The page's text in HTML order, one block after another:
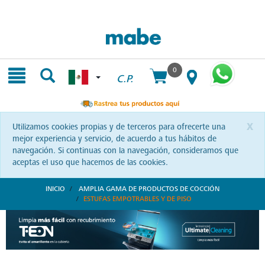
C.P.
0
x
Utilizamos cookies propias y de terceros para ofrecerte una
mejor experiencia y servicio, de acuerdo a tus hábitos de
navegación. Si continuas con la navegación, consideramos que
aceptas el uso que hacemos de las cookies.
INICIO
AMPLIA GAMA DE PRODUCTOS DE COCCIÓN
ESTUFAS EMPOTRABLES Y DE PISO